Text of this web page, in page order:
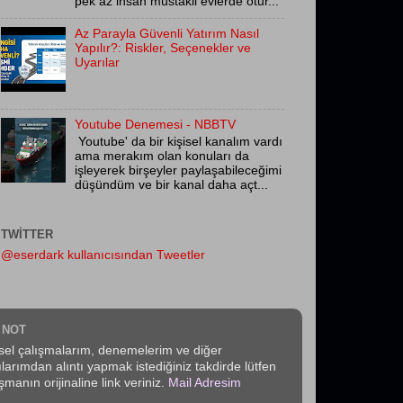
Az Parayla Güvenli Yatırım Nasıl
Yapılır?: Riskler, Seçenekler ve
Uyarılar
Youtube Denemesi - NBBTV
Youtube' da bir kişisel kanalım vardı
ama merakım olan konuları da
işleyerek birşeyler paylaşabileceğimi
düşündüm ve bir kanal daha açt...
TWITTER
@eserdark kullanıcısından Tweetler
NOT
çalışmalarım, denemelerim ve diğer
alıntı yapmak istediğiniz takdirde lütfen
orijinaline link veriniz.
Mail Adresim